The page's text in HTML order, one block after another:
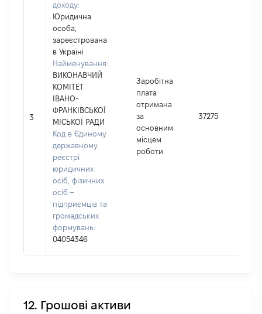
3
доходу:
Юридична
особа,
зареєстрована
в Україні
Найменування:
ВИКОНАВЧИЙ
КОМІТЕТ
ІВАНО-
ФРАНКІВСЬКОЇ
МІСЬКОЇ РАДИ
Код в Єдиному
державному
реєстрі
юридичних
осіб, фізичних
осіб –
підприємців та
громадських
формувань:
04054346
Заробітна
плата
отримана
за
основним
місцем
роботи
37275
12. Грошові активи